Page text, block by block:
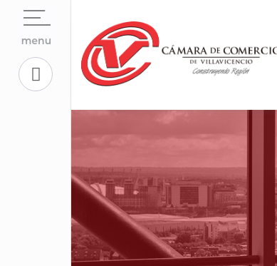
La Cámara
Servicios En Línea.
Trabaje con Nosotros
Aplicativos Corporativos.